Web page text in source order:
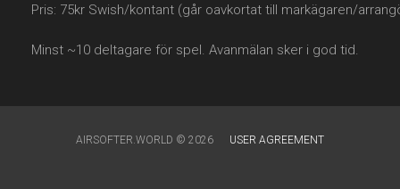
Pris: 75kr Swish/kontant (går oavkortat till markägaren/
Minst ~10 deltagare för spel. Avanmälan sker i god tid.
AIRSOFTER.WORLD © 2026 USER AGREEMENT